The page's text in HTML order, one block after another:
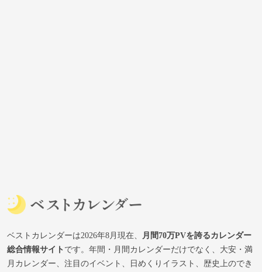
ベストカレンダーは2026年8月現在、
月間70万PVを誇るカレンダー
総合情報サイトです。年間・月間カレンダーだけでなく、大安・満
月カレンダー、注目のイベント、日めくりイラスト、歴史上のでき